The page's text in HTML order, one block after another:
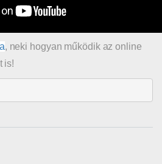
, neki hogyan működik az online
is!